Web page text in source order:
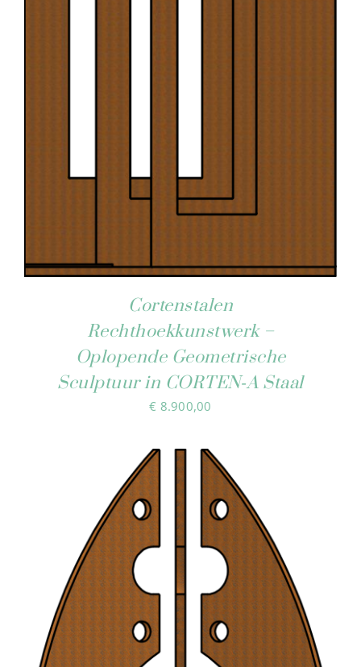
Cortenstalen
Rechthoekkunstwerk –
Oplopende Geometrische
Sculptuur in CORTEN‑A Staal
€ 8.900,00